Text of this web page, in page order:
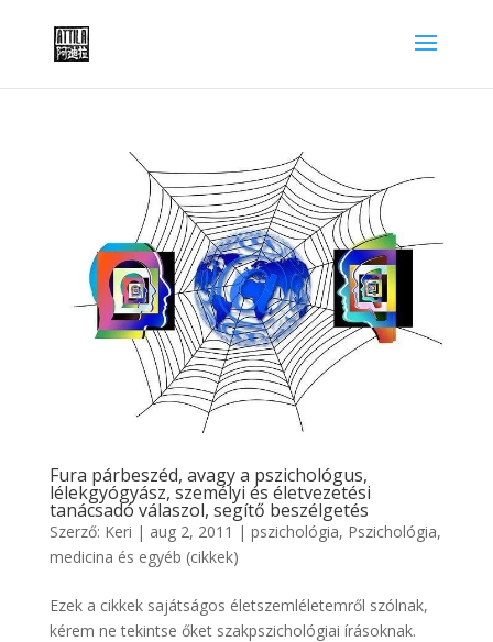
Fura párbeszéd, avagy a pszichológus,
lélekgyógyász, személyi és életvezetési
tanácsadó válaszol, segítő beszélgetés
Szerző: Keri | aug 2, 2011 | pszichológia, Pszichológia,
medicina és egyéb (cikkek)
Ezek a cikkek sajátságos életszemléletemről szólnak,
kérem ne tekintse őket szakpszichológiai írásoknak.